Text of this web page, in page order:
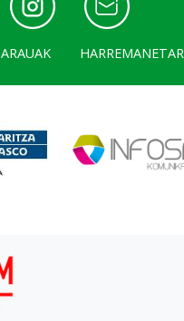
ARAUAK